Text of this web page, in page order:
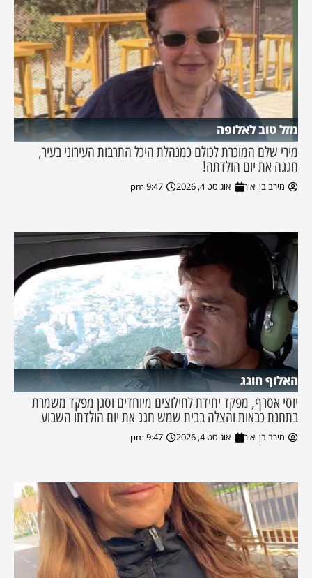
מזל טוב לאלופה
מירי שלם המוכרת לכולם כמנהלת היכל התרבות העירוני בעיר,
חגגה את יום הולדתה!
מירב בן יאיר אוגוסט 4, 2026 9:47 pm
האלוף חוגג
יוסי אסרף, מפקד יחידת לחילוצים מיוחדים וסגן מפקד משמרת
בתחנת כבאות והצלה בבית שמש חגג את יום הולדתו השבוע
מירב בן יאיר אוגוסט 4, 2026 9:47 pm